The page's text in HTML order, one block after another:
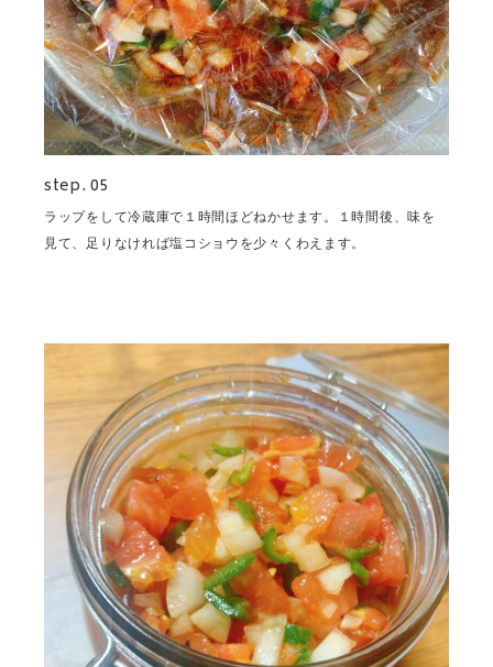
step. 05
ラップをして冷蔵庫で１時間ほどねかせます。１時間後、味を
見て、足りなければ塩コショウを少々くわえます。